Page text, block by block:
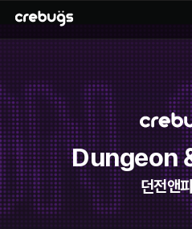
Dungeon
던전앤